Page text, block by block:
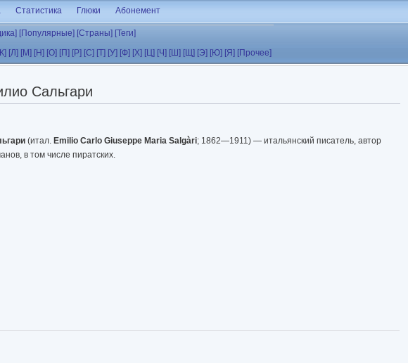
Статистика Глюки Абонемент
[Популярные] [Страны] [Теги]
[Л] [М] [Н] [О] [П] [Р] [С] [Т] [У] [Ф] [Х] [Ц] [Ч] [Ш] [Щ] [Э] [Ю] [Я] [Прочее]
Сальгари
(итал. Emilio Carlo Giuseppe Maria Salgàri; 1862—1911) — итальянский писатель, автор
в том числе пиратских.